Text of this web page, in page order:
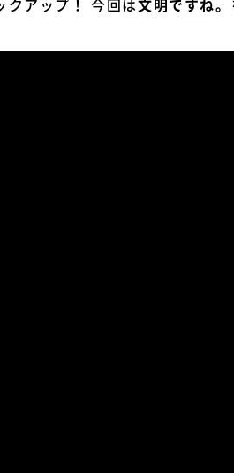
文明ですね。